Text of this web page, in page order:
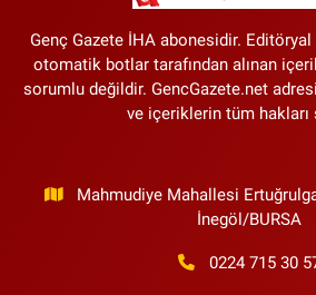
Genç Gazete İHA abonesidir.
otomatik botlar tarafından alınan
sorumlu değildir. GencGazete.net
ve içeriklerin tüm hakları
Mahmudiye Mahallesi
İnegöl/BURSA
0224 715 30